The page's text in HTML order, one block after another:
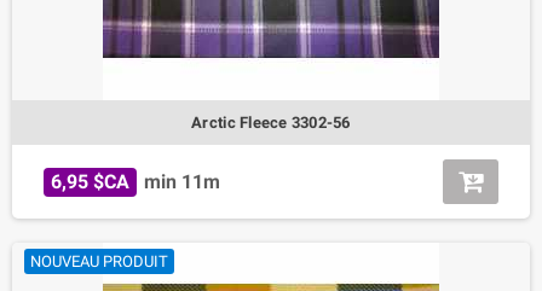
Arctic Fleece 3302-56
6,95 $CA min 11m
NOUVEAU PRODUIT